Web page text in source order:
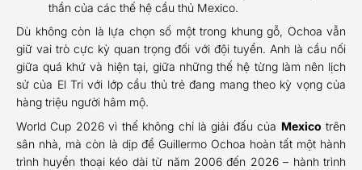
thần của các thế hệ cầu thủ Mexico.
Dù không còn là lựa chọn số một trong khung gỗ, Ochoa vẫn
giữ vai trò cực kỳ quan trọng đối với đội tuyển. Anh là cầu nối
giữa quá khứ và hiện tại, giữa những thế hệ từng làm nên lịch
sử của El Tri với lớp cầu thủ trẻ đang mang theo kỳ vọng của
hàng triệu người hâm mộ.
World Cup 2026 vì thế không chỉ là giải đấu của Mexico trên
sân nhà, mà còn là dịp để Guillermo Ochoa hoàn tất một hành
trình huyền thoại kéo dài từ năm 2006 đến 2026 – hành trình